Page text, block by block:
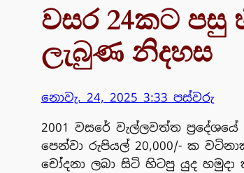
වසර 24කට පසු
ලැබුණ නිදහස
නොවැ. 24, 2025 3:33 පස්වරු
2001 වසරේ වැල්ලවත්ත
පෙන්වා රුපියල් 20,000/- ක
චෝදනා ලබා සිටි හිටපු යුද